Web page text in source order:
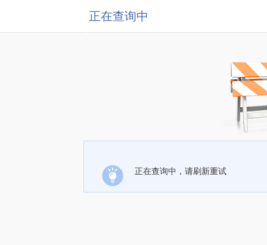
正在查询中
正在查询中，请刷新重试